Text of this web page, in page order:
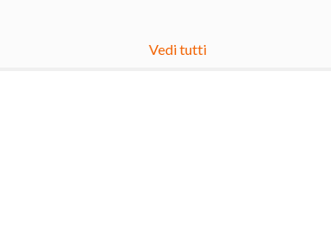
Vedi tutti